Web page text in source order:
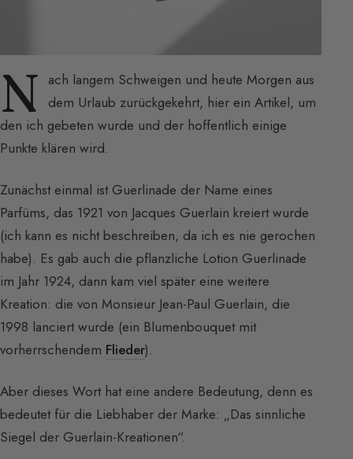
N ach langem Schweigen und heute Morgen aus
dem Urlaub zurückgekehrt, hier ein Artikel, um
den ich gebeten wurde und der hoffentlich einige
Punkte klären wird.
Zunächst einmal ist Guerlinade der Name eines
Parfüms, das 1921 von Jacques Guerlain kreiert wurde
(ich kann es nicht beschreiben, da ich es nie gerochen
habe). Es gab auch die pflanzliche Lotion Guerlinade
im Jahr 1924, dann kam viel später eine weitere
Kreation: die von Monsieur Jean-Paul Guerlain, die
1998 lanciert wurde (ein Blumenbouquet mit
vorherrschendem Flieder).
Aber dieses Wort hat eine andere Bedeutung, denn es
bedeutet für die Liebhaber der Marke: „Das sinnliche
Siegel der Guerlain-Kreationen“.